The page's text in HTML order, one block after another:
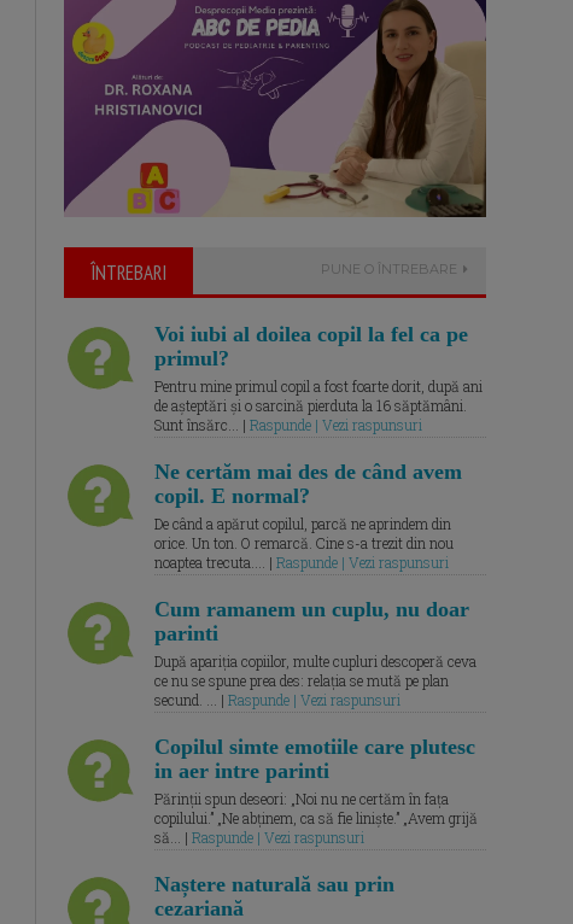
ÎNTREBARI PUNE O ÎNTREBARE
Voi iubi al doilea copil la fel ca pe
primul?
Pentru mine primul copil a fost foarte dorit, după ani
de așteptări și o sarcină pierduta la 16 săptămâni.
Sunt însărc... | Raspunde | Vezi raspunsuri
Ne certăm mai des de când avem
copil. E normal?
De când a apărut copilul, parcă ne aprindem din
orice. Un ton. O remarcă. Cine s-a trezit din nou
noaptea trecuta.... | Raspunde | Vezi raspunsuri
Cum ramanem un cuplu, nu doar
parinti
După apariția copiilor, multe cupluri descoperă ceva
ce nu se spune prea des: relația se mută pe plan
secund. ... | Raspunde | Vezi raspunsuri
Copilul simte emotiile care plutesc
in aer intre parinti
Părinții spun deseori: „Noi nu ne certăm în fața
copilului.” „Ne abținem, ca să fie liniște.” „Avem grijă
să... | Raspunde | Vezi raspunsuri
Naștere naturală sau prin
cezariană